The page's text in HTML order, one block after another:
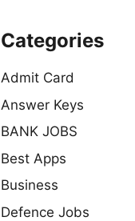
Categories
Admit Card
Answer Keys
BANK JOBS
Best Apps
Business
Defence Jobs